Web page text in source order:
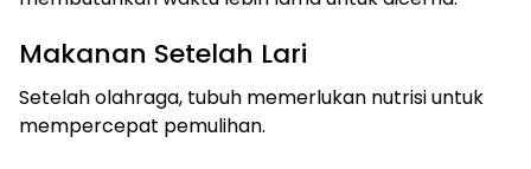
Makanan Setelah Lari
Setelah olahraga, tubuh memerlukan nutrisi untuk
mempercepat pemulihan.